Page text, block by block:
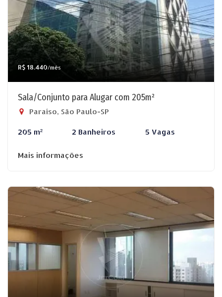
R$ 18.440/mês
Sala/Conjunto para Alugar com 205m²
Paraíso, São Paulo-SP
205 m² 2 Banheiros 5 Vagas
Mais informações